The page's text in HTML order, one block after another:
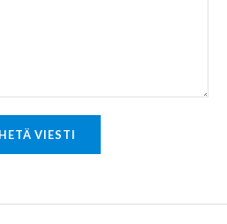
VIESTI